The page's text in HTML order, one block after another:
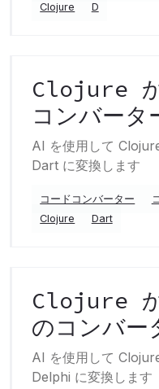
Clojure
D
Clojure
コンバータ
AI を使用して
Dart に変換します
コードコンバーター
Clojure
Dart
Clojure
のコンバー
AI を使用して
Delphi に変換します